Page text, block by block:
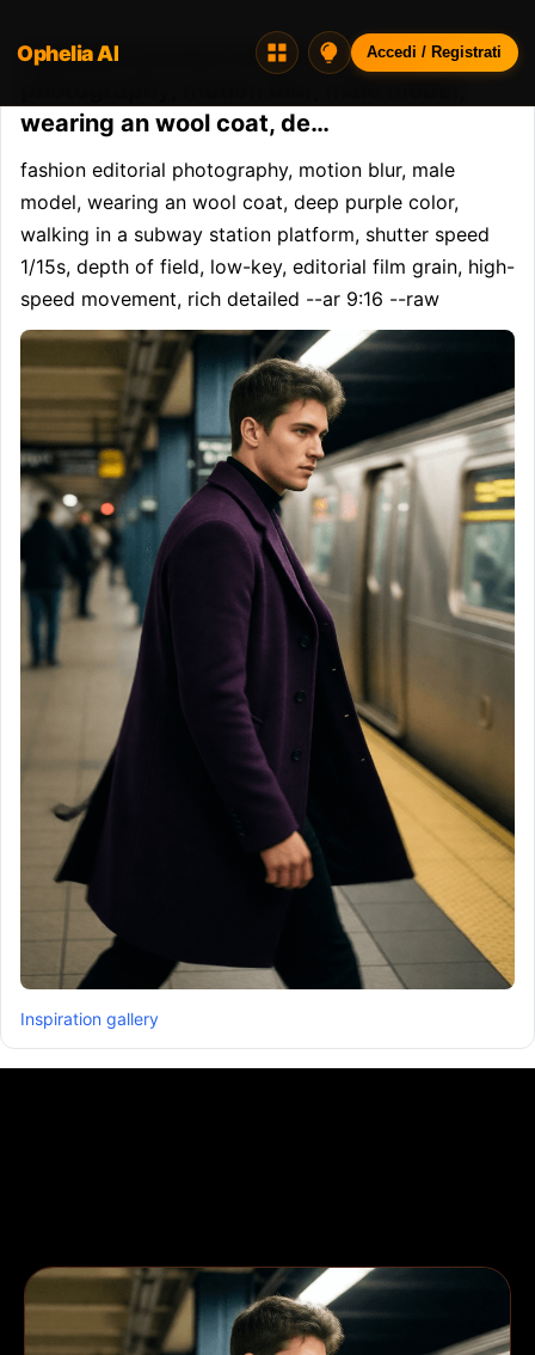
Opheliaai prompt:fashion editorial
wearing an wool coat, de…
fashion editorial photography, motion blur, male
model, wearing an wool coat, deep purple color,
walking in a subway station platform, shutter speed
1/15s, depth of field, low-key, editorial film grain, high-
speed movement, rich detailed --ar 9:16 --raw
Inspiration gallery
Ophelia AI Accedi / Registrati